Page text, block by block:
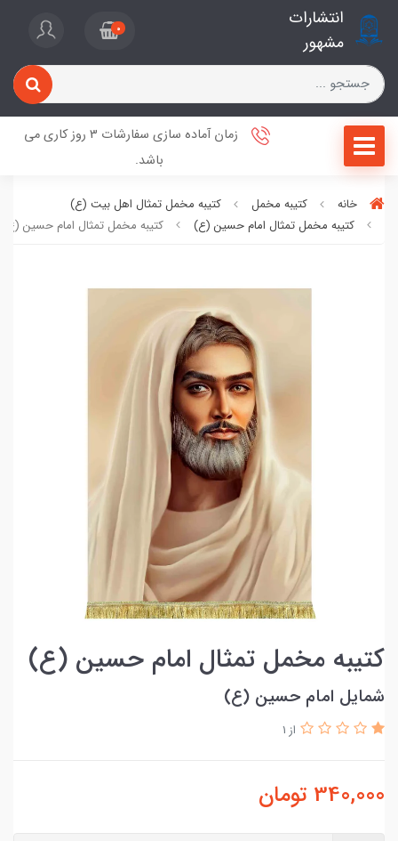
انتشارات
مشهور
0
زمان آماده سازی سفارشات 3 روز کاری می
باشد.
خانه کتیبه مخمل
کتیبه مخمل تمثال اهل بیت (ع)
کتیبه مخمل تمثال امام حسین (ع)
کتیبه مخمل تمثال امام حسین (ع)
کتیبه مخمل تمثال امام حسین (ع)
شمایل امام حسین (ع)
از 1
340,000 تومان